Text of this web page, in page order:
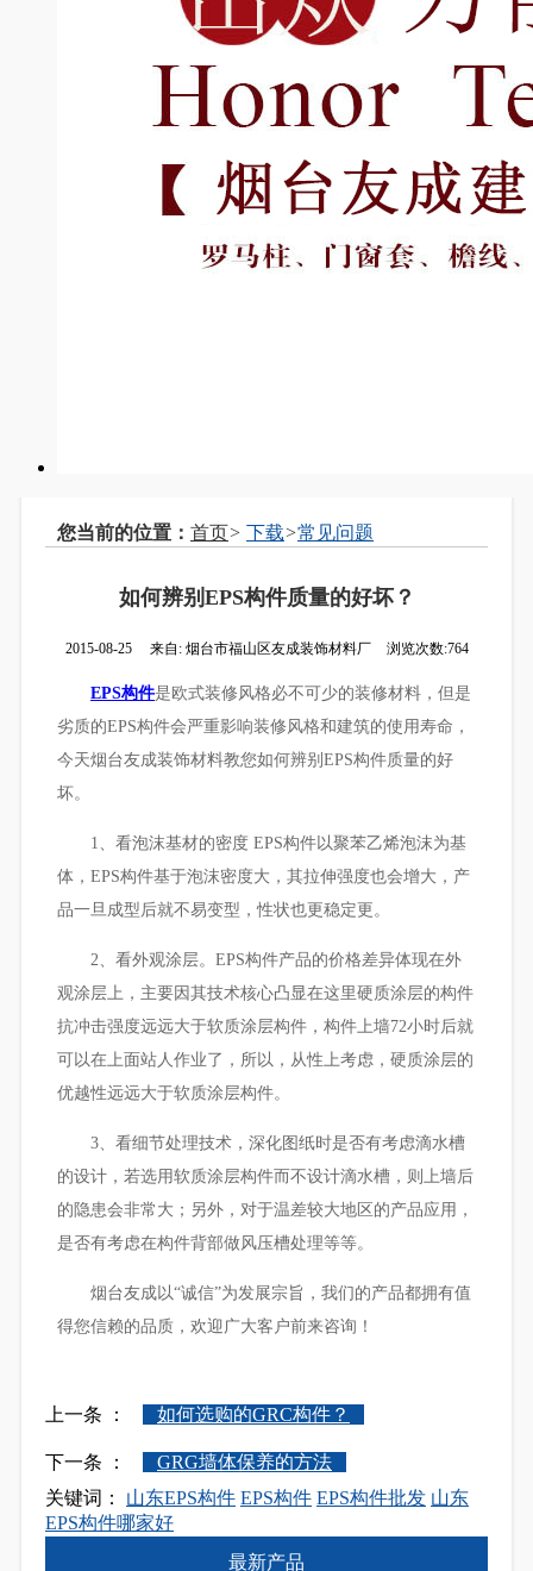
您当前的位置： 首页> 下载>常见问题
如何辨别EPS构件质量的好坏？
2015-08-25 来自: 烟台市福山区友成装饰材料厂 浏览次数:764
EPS构件是欧式装修风格必不可少的装修材料，但是
劣质的EPS构件会严重影响装修风格和建筑的使用寿命，
今天烟台友成装饰材料教您如何辨别EPS构件质量的好
坏。
1、看泡沫基材的密度 EPS构件以聚苯乙烯泡沫为基
体，EPS构件基于泡沫密度大，其拉伸强度也会增大，产
品一旦成型后就不易变型，性状也更稳定更。
2、看外观涂层。EPS构件产品的价格差异体现在外
观涂层上，主要因其技术核心凸显在这里硬质涂层的构件
抗冲击强度远远大于软质涂层构件，构件上墙72小时后就
可以在上面站人作业了，所以，从性上考虑，硬质涂层的
优越性远远大于软质涂层构件。
3、看细节处理技术，深化图纸时是否有考虑滴水槽
的设计，若选用软质涂层构件而不设计滴水槽，则上墙后
的隐患会非常大；另外，对于温差较大地区的产品应用，
是否有考虑在构件背部做风压槽处理等等。
烟台友成以“诚信”为发展宗旨，我们的产品都拥有值
得您信赖的品质，欢迎广大客户前来咨询！
上一条 ： 如何选购的GRC构件？
下一条 ：
GRG墙体保养的方法
关键词： 山东EPS构件 EPS构件 EPS构件批发 山东
EPS构件哪家好
最新产品